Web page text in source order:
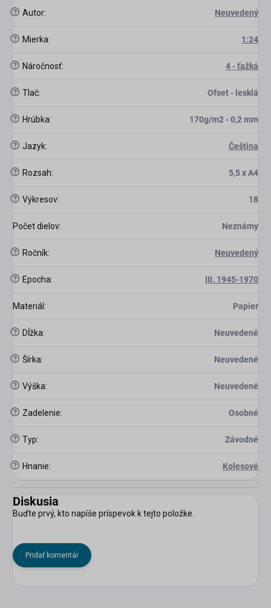
? Autor: Neuvedený
? Mierka: 1:24
? Náročnosť: 4 - ťažká
? Tlač: Ofset - lesklá
? Hrúbka: 170g/m2 - 0,2 mm
? Jazyk: Čeština
? Rozsah: 5,5 x A4
? Výkresov: 18
Počet dielov: Neznámy
? Ročník: Neuvedený
? Epocha: III. 1945-1970
Materiál : Papier
? Dĺžka: Neuvedené
? Šírka: Neuvedené
? Výška: Neuvedené
? Zadelenie: Osobné
? Typ: Závodné
? Hnanie: Kolesové
Diskusia
Buďte prvý, kto napíše príspevok k tejto položke.
Pridať komentár